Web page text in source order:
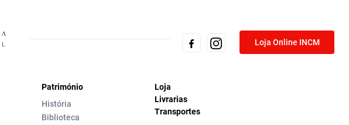
Loja Online INCM
Património
História
Biblioteca
Loja
Livrarias
Transportes